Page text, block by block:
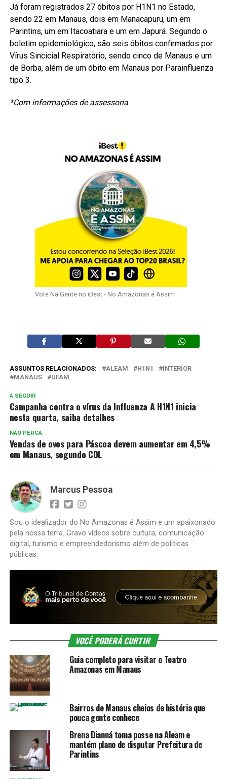
Já foram registrados 27 óbitos por H1N1 no Estado,
sendo 22 em Manaus, dois em Manacapuru, um em
Parintins, um em Itacoatiara e um em Japurá. Segundo o
boletim epidemiológico, são seis óbitos confirmados por
Vírus Sincicial Respiratório, sendo cinco de Manaus e um
de Borba, além de um óbito em Manaus por Parainfluenza
tipo 3.
*Com informações de assessoria
Vote Na Gente no iBest - No Amazonas é Assim
ASSUNTOS RELACIONADOS: ALEAM H1N1
INTERIOR
MANAUS
UFAM
A SEGUIR
Campanha contra o vírus da Influenza A H1N1 inicia
nesta quarta, saiba detalhes
NÃO PERCA
Vendas de ovos para Páscoa devem aumentar em 4,5%
em Manaus, segundo CDL
Marcus Pessoa
Sou o idealizador do No Amazonas é Assim e um apaixonado
pela nossa terra. Gravo vídeos sobre cultura, comunicação
digital, turismo e empreendedorismo além de políticas
públicas.
VOCÊ PODERÁ CURTIR
Guia completo para visitar o Teatro
Amazonas em Manaus
Bairros de Manaus cheios de história que
pouca gente conhece
Brena Dianná toma posse na Aleam e
mantém plano de disputar Prefeitura de
Parintins